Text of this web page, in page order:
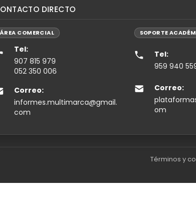
DIRECTO
ÁREA COMERCIAL
Tel:
907 815 979
052 350 006
Correo:
informes.multimarca@gmail.
com
SOPORTE
Tel:
959 940
Correo:
om
Términos y